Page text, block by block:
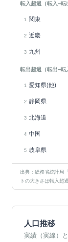
転入超過（転入−転
1 関東
2 近畿
3 九州
転出超過（転出−転
1 愛知県(他)
2 静岡県
3 北海道
4 中国
5 岐阜県
出典：総務省統計局
トの大きさは転入超
人口推移
実績（実線）